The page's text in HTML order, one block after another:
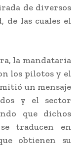
de diversos
de las cuales el
la mandataria
los pilotos y el
un mensaje
y el sector
que dichos
traducen en
obtienen su